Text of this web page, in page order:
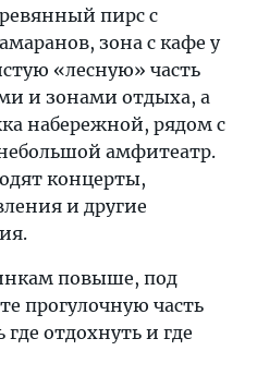
пирс с
зона с кафе у
«лесную» часть
и зонами отдыха, а
набережной, рядом с
амфитеатр.
концерты,
и другие
повыше, под
прогулочную часть
отдохнуть и где